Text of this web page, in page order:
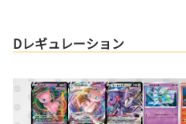
Dレギュレーション